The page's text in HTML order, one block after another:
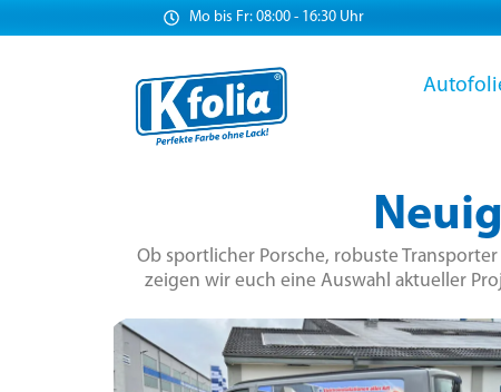
Mo bis Fr: 08:00 - 16:30 Uhr
Ob sportlicher Porsche, robuste
zeigen wir euch eine Auswahl aktueller